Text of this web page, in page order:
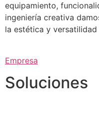
equipamiento,
ingeniería creativa
la estética y
Empresa
Soluciones